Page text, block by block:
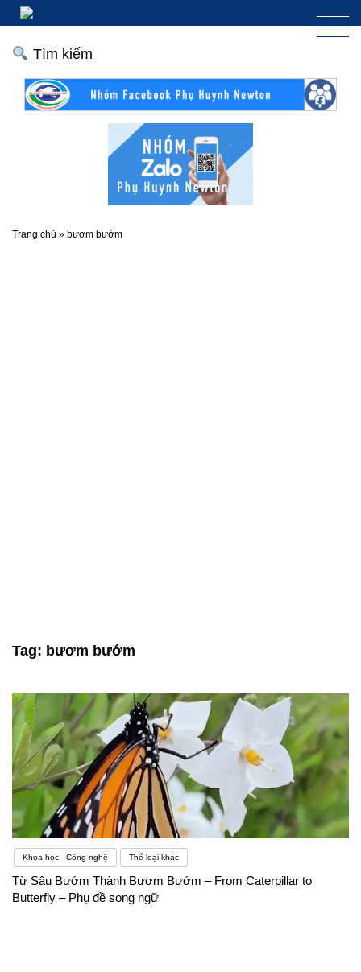
Tìm kiếm
Trang chủ » bươm bướm
Tag: bươm bướm
Khoa học - Công nghệ Thể loại khác
Từ Sâu Bướm Thành Bươm Bướm – From Caterpillar to
Butterfly – Phụ đề song ngữ